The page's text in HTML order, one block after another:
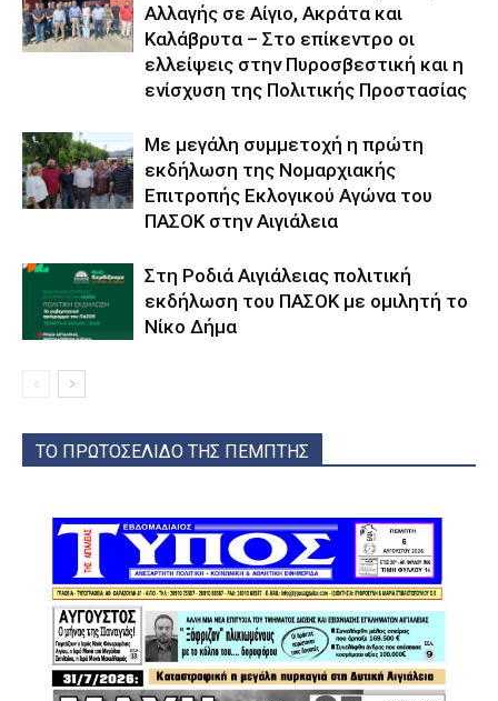
Αλλαγής σε Αίγιο, Ακράτα και
Καλάβρυτα – Στο επίκεντρο οι
ελλείψεις στην Πυροσβεστική και η
ενίσχυση της Πολιτικής Προστασίας
Με μεγάλη συμμετοχή η πρώτη
εκδήλωση της Νομαρχιακής
Επιτροπής Εκλογικού Αγώνα του
ΠΑΣΟΚ στην Αιγιάλεια
Στη Ροδιά Αιγιάλειας πολιτική
εκδήλωση του ΠΑΣΟΚ με ομιλητή το
Νίκο Δήμα
ΤΟ ΠΡΩΤΟΣΕΛΙΔΟ ΤΗΣ ΠΕΜΠΤΗΣ